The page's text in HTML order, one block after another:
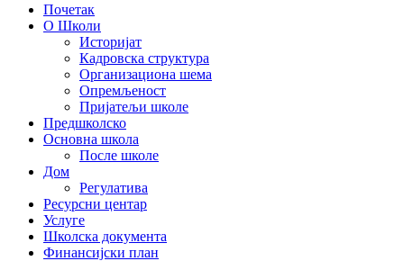
Почетак
О Школи
Историјат
Кадровска структура
Организациона шема
Опремљеност
Пријатељи школе
Предшколско
Основна школа
После школе
Дом
Регулатива
Ресурсни центар
Услуге
Школска документа
Финансијски план